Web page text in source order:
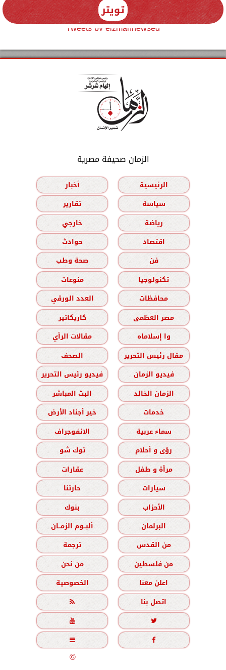
تويتر
Tweets by elzmannewseg
الزمان صحيفة مصرية
الرئيسية
أخبار
سياسة
تقارير
رياضة
خارجي
اقتصاد
حوادث
فن
صحة وطب
تكنولوجيا
منوعات
محافظات
العدد الورقي
مصر العظمى
كاريكاتير
وا إسلاماه
مقالات الرأي
مقال رئيس التحرير
الصحف
فيديو الزمان
فيديو رئيس التحرير
الزمان الخالد
البث المباشر
خدمات
خير أجناد الأرض
سماء عربية
الانفوجراف
رؤى و أحلام
توك شو
مرأة و طفل
عقارات
سيارات
حارتنا
الأحزاب
بنوك
البرلمان
ألبــوم الزمــان
من القدس
ترجمة
من فلسطين
من نحن
اعلن معنا
الخصوصية
اتصل بنا





جميع الحقوق محفوظة©